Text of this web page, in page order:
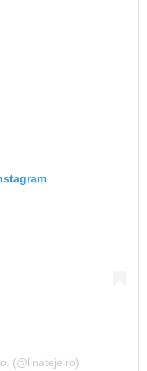
(@linatejeiro)